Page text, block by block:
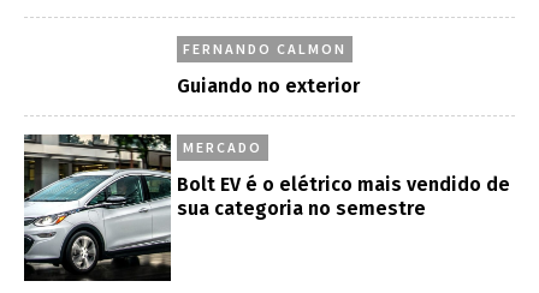
FERNANDO CALMON
Guiando no exterior
MERCADO
Bolt EV é o elétrico mais vendido de
sua categoria no semestre